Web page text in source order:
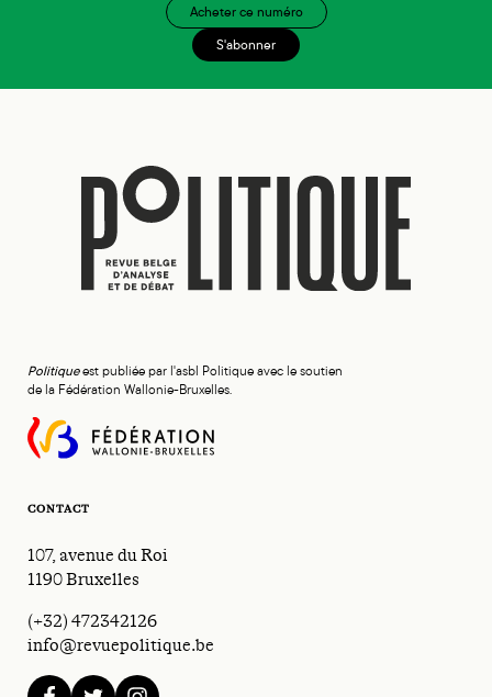
Acheter ce numéro
S'abonner
Politiqueest publiée par l'asbl Politique avec le soutien
de la Fédération Wallonie-Bruxelles.
CONTACT
107, avenue du Roi
1190 Bruxelles
(+32) 472342126
info@revuepolitique.be